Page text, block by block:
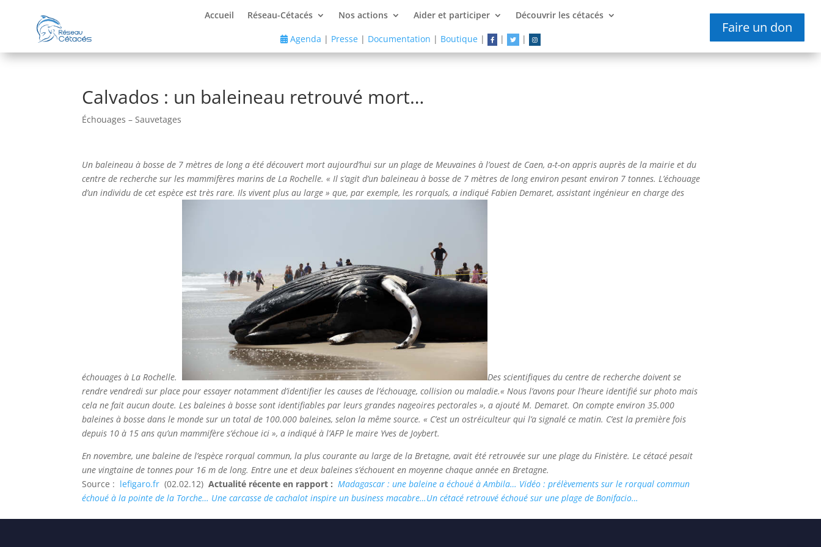
Accueil Réseau-Cétacés Nos actions Aider et participer Découvrir les cétacés
Agenda | Presse| Documentation | Boutique| | |
Faire un don
Calvados : un baleineau retrouvé mort…
Échouages – Sauvetages
Un baleineau à bosse de 7 mètres de long a été découvert mort aujourd’hui sur un plage de Meuvaines à l’ouest de Caen, a-t-on appris auprès de la mairie et du
centre de recherche sur les mammifères marins de La Rochelle. « Il s’agit d’un baleineau à bosse de 7 mètres de long environ pesant environ 7 tonnes. L’échouage
d’un individu de cet espèce est très rare. Ils vivent plus au large » que, par exemple, les rorquals, a indiqué Fabien Demaret, assistant ingénieur en charge des
échouages à La Rochelle.
Des scientifiques du centre de recherche doivent se
rendre vendredi sur place pour essayer notamment d’identifier les causes de l’échouage, collision ou maladie.« Nous l’avons pour l’heure identifié sur photo mais
cela ne fait aucun doute. Les baleines à bosse sont identifiables par leurs grandes nageoires pectorales », a ajouté M. Demaret. On compte environ 35.000
baleines à bosse dans le monde sur un total de 100.000 baleines, selon la même source. « C’est un ostréiculteur qui l’a signalé ce matin. C’est la première fois
depuis 10 à 15 ans qu’un mammifère s’échoue ici », a indiqué à l’AFP le maire Yves de Joybert.
En novembre, une baleine de l’espèce rorqual commun, la plus courante au large de la Bretagne, avait été retrouvée sur une plage du Finistère. Le cétacé pesait
une vingtaine de tonnes pour 16 m de long. Entre une et deux baleines s’échouent en moyenne chaque année en Bretagne.
Source : lefigaro.fr (02.02.12)Actualité récente en rapport :Madagascar : une baleine a échoué à Ambila… Vidéo : prélèvements sur le rorqual commun
échoué à la pointe de la Torche… Une carcasse de cachalot inspire un business macabre…Un cétacé retrouvé échoué sur une plage de Bonifacio…